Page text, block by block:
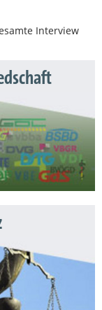
Interview